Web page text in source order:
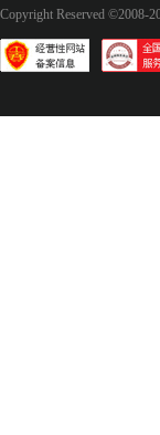
Copyright Reserved ©2008-